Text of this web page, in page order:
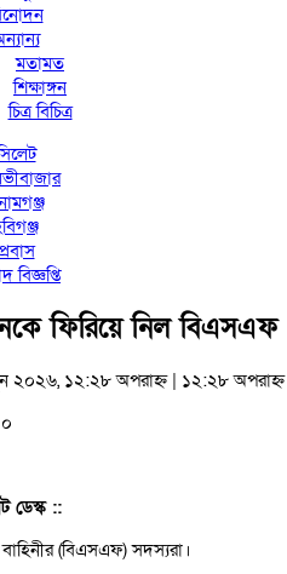
মতামত
শিক্ষাঙ্গন
চিত্র বিচিত্র
বিজ্ঞপ্তি
ফিরিয়ে নিল বিএসএফ
২০২৬, ১২:২৮ অপরাহ্ন | ১২:২৮ অপরাহ্ন
০
ডেস্ক ::
(বিএসএফ) সদস্যরা।